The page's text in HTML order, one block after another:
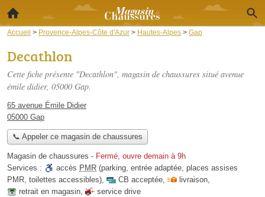
Accueil > Provence-Alpes-Côte d'Azur > Hautes-Alpes > Gap
Decathlon
Cette fiche présente "Decathlon", magasin de chaussures situé avenue
émile didier, 05000 Gap.
65 avenue Émile Didier
05000 Gap
📞 Appeler ce magasin de chaussures
Magasin de chaussures - Fermé, ouvre demain à 9h
Services :
accès PMR (parking, entrée adaptée, places assises
PMR, toilettes accessibles), CB acceptée, livraison,
retrait en magasin, service drive